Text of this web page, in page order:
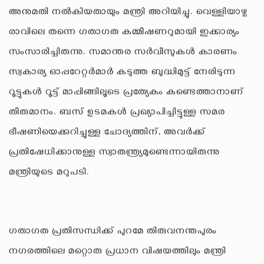
അനുമതി നൽകിയതായും മന്ത്രി അറിയിച്ചു. വെള്ളിയാഴ്ച
രാവിലെ തന്നെ ഗതാഗത കമ്മീഷണറുമായി ഇക്കാര്യം
സംസാരിച്ചിരുന്നു. സമാന്തര സർവീസുകൾ കാരണം
സ്വകാര്യ ഓപ്പറേറ്റർമാർ കടുത്ത ബുദ്ധിമുട്ട് നേരിടുന്ന
റൂട്ടുകൾ റൂട്ട് മാപ്പിങ്ങിലൂടെ പ്രത്യേകം കണ്ടെത്താനാണ്
തീരുമാനം. ബസ് ഉടമകൾ പ്രഖ്യാപിച്ചിട്ടുള്ള സമര
ഭീഷണിയെക്കുറിച്ചുള്ള ചോദ്യത്തിന്, അവർക്ക്
പ്രതിഷേധിക്കാനുള്ള സ്വാതന്ത്ര്യമുണ്ടെന്നായിരുന്നു
മന്ത്രിയുടെ മറുപടി.
ഗതാഗത പ്രതിസന്ധിക്ക് പുറമേ തിരുവനന്തപുരം
നഗരത്തിലെ മറ്റൊരു പ്രധാന വിഷയത്തിലും മന്ത്രി